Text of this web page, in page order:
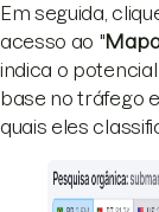
Em seguida,
acesso ao "
indica o
base no tráfego
quais eles